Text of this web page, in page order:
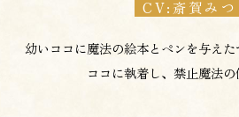
斎賀みつ
幼いココに魔法の絵本とペンを与えた
ココに執着し、禁止魔法の